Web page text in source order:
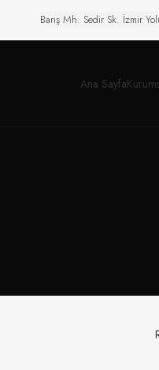
Barış Mh. Sedir Sk. İzmir
Ana Sayfa